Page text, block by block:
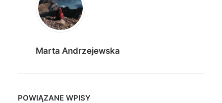
Marta Andrzejewska
POWIĄZANE WPISY